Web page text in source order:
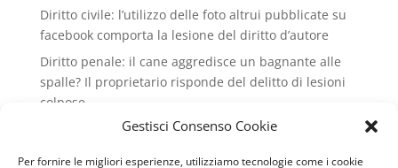
Gestisci Consenso Cookie
Per fornire le migliori esperienze, utilizziamo tecnologie come i cookie
Diritto civile: l’utilizzo delle foto altrui pubblicate su
facebook comporta la lesione del diritto d’autore
Diritto penale: il cane aggredisce un bagnante alle
spalle? Il proprietario risponde del delitto di lesioni
colpose.
Condominio: no all'installazione di condizionatori